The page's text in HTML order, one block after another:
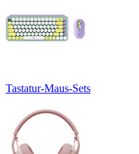
Tastatur-Maus-Sets